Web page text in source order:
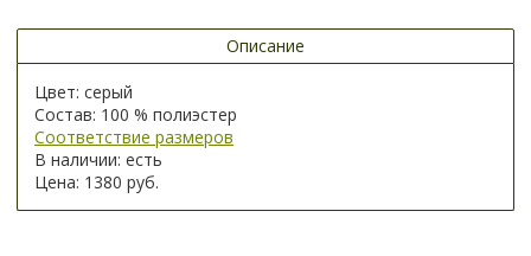
Описание
Цвет: серый
Состав: 100 % полиэстер
Соответствие размеров
В наличии: есть
Цена: 1380 руб.